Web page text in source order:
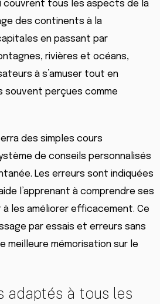
couvrent tous les aspects de la
des continents à la
en passant par
rivières et océans,
à s’amuser tout en
souvent perçues comme
des simples cours
de conseils personnalisés
Les erreurs sont indiquées
l’apprenant à comprendre ses
les améliorer efficacement. Ce
par essais et erreurs sans
meilleure mémorisation sur le
adaptés à tous les